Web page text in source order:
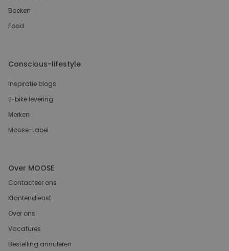
Boeken
Food
Conscious-lifestyle
Inspiratie blogs
E-bike levering
Merken
Moose-Label
Over MOOSE
Contacteer ons
Klantendienst
Over ons
Vacatures
Bestelling annuleren